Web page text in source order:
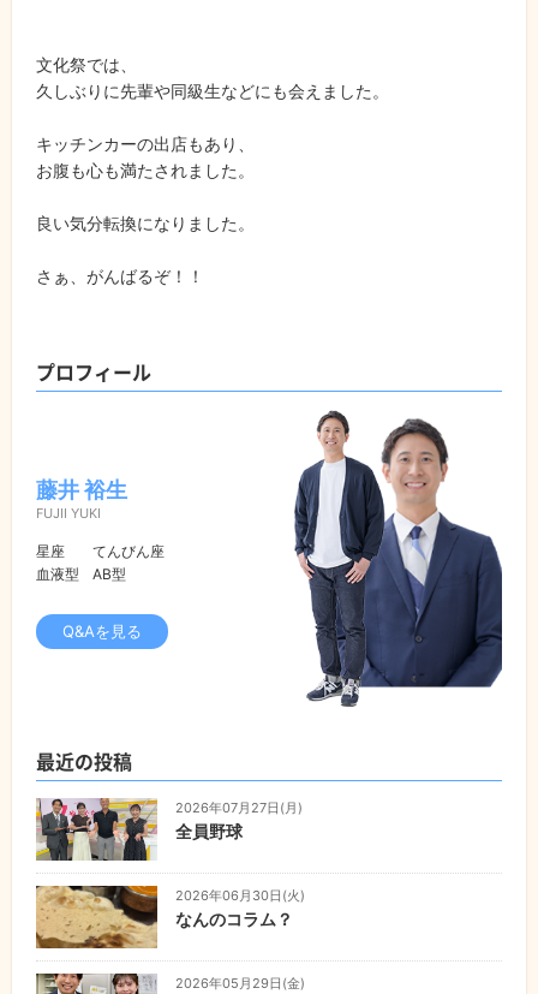
文化祭では、
久しぶりに先輩や同級生などにも会えました。
キッチンカーの出店もあり、
お腹も心も満たされました。
良い気分転換になりました。
さぁ、がんばるぞ！！
プロフィール
藤井 裕生
FUJII YUKI
星座
てんびん座
血液型
AB型
Q&Aを見る
最近の投稿
2026年07月27日(月)
全員野球
2026年06月30日(火)
なんのコラム？
2026年05月29日(金)